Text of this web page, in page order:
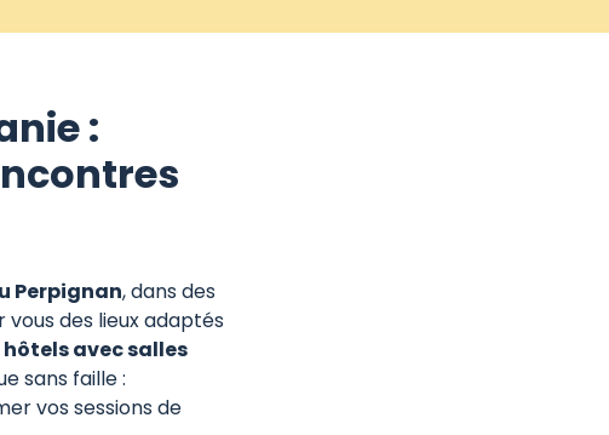
:
Perpignan, dans des
des lieux adaptés
avec salles
sans faille :
vos sessions de